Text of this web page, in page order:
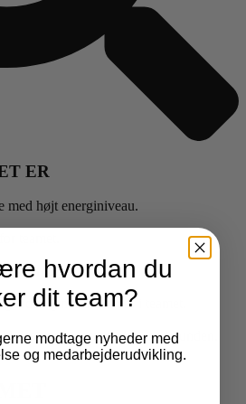
ER
med højt energiniveau.
teamet.
krop.
og mindre stress i teamet.
designes i samarbejde med kunden.
hvordan du
dit team?
modtage nyheder med
og medarbejderudvikling.